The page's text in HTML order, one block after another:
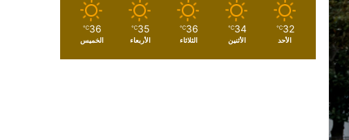
32
℃
الأحد
34
℃
الأثنين
36
℃
الثلاثاء
35
℃
الأربعاء
36
℃
الخميس